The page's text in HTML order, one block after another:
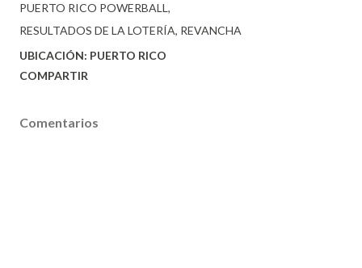
PUERTO RICO POWERBALL
RESULTADOS DE LA LOTERÍA REVANCHA
UBICACIÓN: PUERTO RICO
COMPARTIR
Comentarios